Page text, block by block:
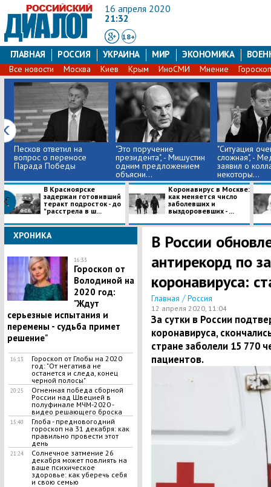
16 апреля 2020
21:32
18+
ГЛАВНАЯ РОССИЯ УКРАИНА МИР ЭКОНОМИКА
Все новости Москва Киев Крым ИноСМИ Мнение
Песков ответил на
вопрос о переносе
Парада Победы
"Это поручение
президента", - Мишустин
одним предложением
объясни...
"Ситуация
сложная", -
заявил о
некоторы...
В Красноярске
задержан готовивший
теракт подросток - до
"расстрела в ш...
Коронавирус в Москве:
как меняется число
заболевших и
выздоровевших - ...
ХРОНИКА
16:33
Гороскоп от
Володиной на
2020 год:
"Ждут
серьезные испытания и
перемены - судьба примет
решение"
16:13
Гороскоп от Глобы на 2020
год: "От негатива не
останется и следа, конец
черной полосы"
20:25
Огненная победа сборной
России над Швецией в
полуфинале МЧМ-2020 -
видео решающего броска
15:40
Глоба - предновогодний
гороскоп на 31 декабря: как
правильно провести этот
день
21:24
Солнечное затмение 26
декабря может повлиять на
ваше психическое
здоровье: как уберечь себя
и свою семью
В России
антирекорд по
коронавируса:
Главная / Россия
12 апреля 2020, 11:04
За сутки в России
коронавируса,
стране заболели 15 770
пациентов.